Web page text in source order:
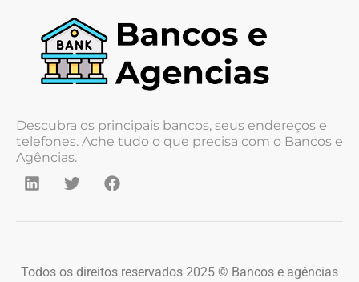
Descubra os principais bancos, seus endereços e
telefones. Ache tudo o que precisa com o Bancos e
Agências.
Todos os direitos reservados 2025 © Bancos e agências